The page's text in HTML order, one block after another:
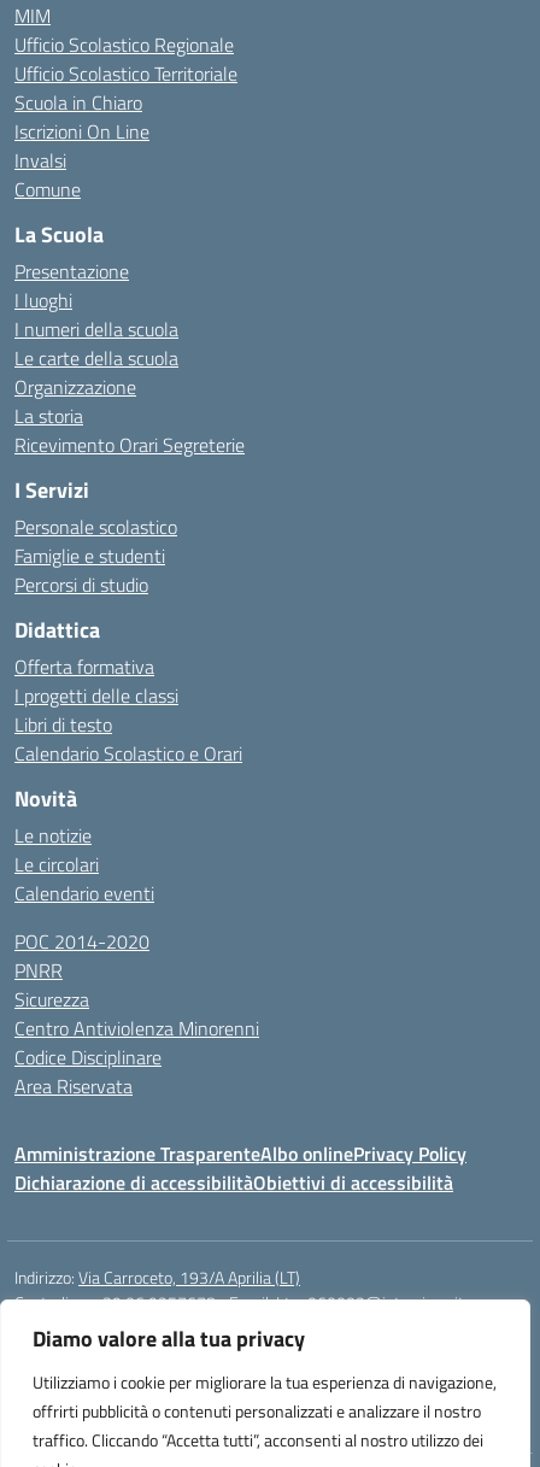
Diamo valore alla tua privacy
Utilizziamo i cookie per migliorare la tua esperienza di navigazione,
offrirti pubblicità o contenuti personalizzati e analizzare il nostro
traffico. Cliccando “Accetta tutti”, acconsenti al nostro utilizzo dei
MIM
Ufficio Scolastico Regionale
Ufficio Scolastico Territoriale
Scuola in Chiaro
Iscrizioni On Line
Invalsi
Comune
La Scuola
Presentazione
I luoghi
I numeri della scuola
Le carte della scuola
Organizzazione
La storia
Ricevimento Orari Segreterie
I Servizi
Personale scolastico
Famiglie e studenti
Percorsi di studio
Didattica
Offerta formativa
I progetti delle classi
Libri di testo
Calendario Scolastico e Orari
Novità
Le notizie
Le circolari
Calendario eventi
POC 2014-2020
PNRR
Sicurezza
Centro Antiviolenza Minorenni
Codice Disciplinare
Area Riservata
Amministrazione TrasparenteAlbo onlinePrivacy Policy
Dichiarazione di accessibilitàObiettivi di accessibilità
Indirizzo:Via Carroceto, 193/A Aprilia (LT)
Centralino:+39 06 9257678 Email:Ltps060002@istruzione.it
Posta elettronica certificata (PEC): Ltps060002@pec.istruzione.it
Codice fiscale: 91001930592
Codice meccanografico: LTPS060002